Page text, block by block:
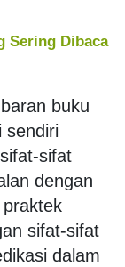
Sering Dibaca
buku
sendiri
sifat
dengan
sifat-sifat
dalam